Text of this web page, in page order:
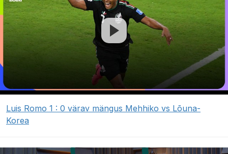
Luis Romo 1 : 0 värav mängus Mehhiko vs Lõuna-
Korea